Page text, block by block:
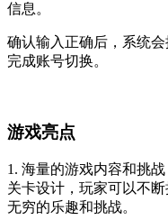
信息。
确认输入正确后，系统
完成账号切换。
游戏亮点
1. 海量的游戏内容和挑
关卡设计，玩家可以不
无穷的乐趣和挑战。